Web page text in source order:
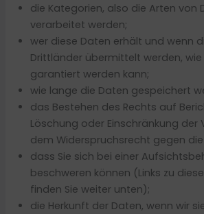
die Kategorien, also die Arten von
verarbeitet werden;
wer diese Daten erhält und wenn
Drittländer übermittelt werden, wie
garantiert werden kann;
wie lange die Daten gespeichert
das Bestehen des Rechts auf
Löschung oder Einschränkung der
dem Widerspruchsrecht gegen
dass Sie sich bei einer
beschweren können (Links zu
finden Sie weiter unten);
die Herkunft der Daten, wenn wir